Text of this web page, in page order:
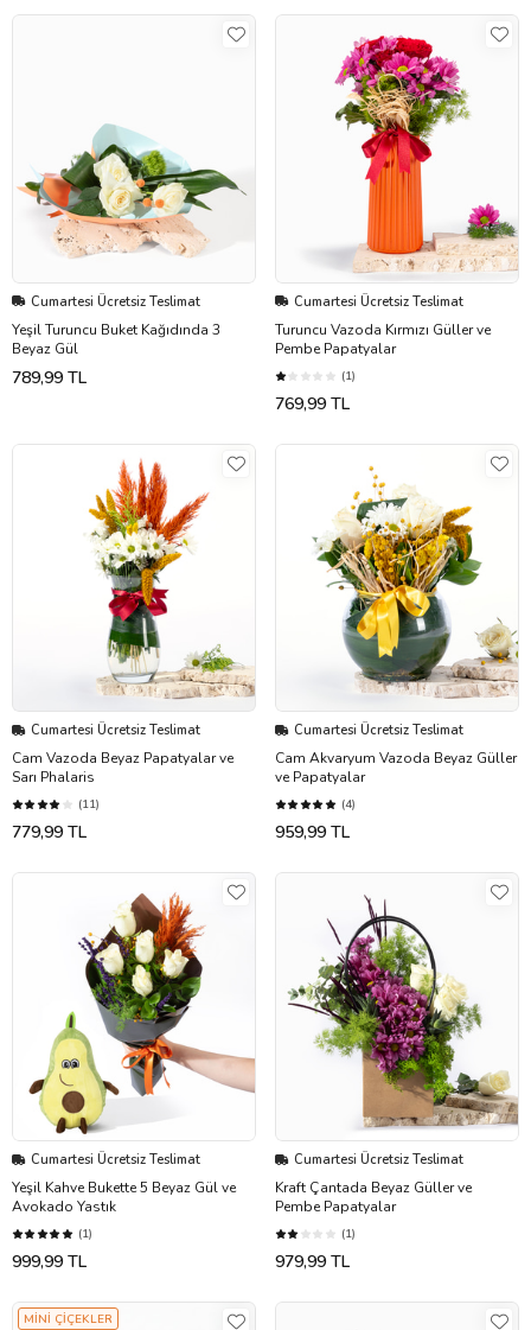
Cumartesi Ücretsiz Teslimat
Yeşil Turuncu Buket Kağıdında 3
Beyaz Gül
789,99 TL
Cumartesi Ücretsiz Teslimat
Turuncu Vazoda Kırmızı Güller ve
Pembe Papatyalar
(1)
769,99 TL
Cumartesi Ücretsiz Teslimat
Cam Vazoda Beyaz Papatyalar ve
Sarı Phalaris
(11)
779,99 TL
Cumartesi Ücretsiz Teslimat
Cam Akvaryum Vazoda Beyaz Güller
ve Papatyalar
(4)
959,99 TL
Cumartesi Ücretsiz Teslimat
Yeşil Kahve Bukette 5 Beyaz Gül ve
Avokado Yastık
(1)
999,99 TL
Cumartesi Ücretsiz Teslimat
Kraft Çantada Beyaz Güller ve
Pembe Papatyalar
(1)
979,99 TL
MİNİ ÇİÇEKLER